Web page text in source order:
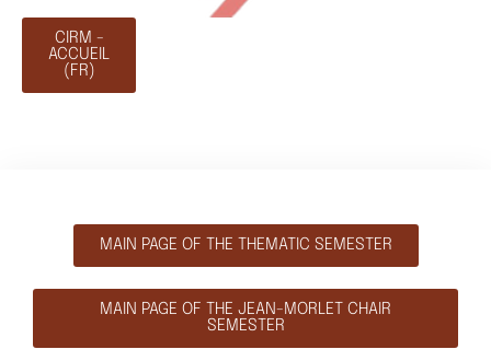
CIRM -
ACCUEIL
(FR)
MAIN PAGE OF THE THEMATIC SEMESTER
MAIN PAGE OF THE JEAN-MORLET CHAIR
SEMESTER